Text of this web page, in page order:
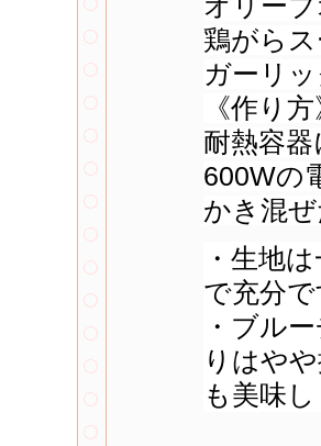
オリー
鶏がら
ガーリ
《作り
耐熱容
600Wの
かき混
・生地
で充分
・ブル
りはや
も美味